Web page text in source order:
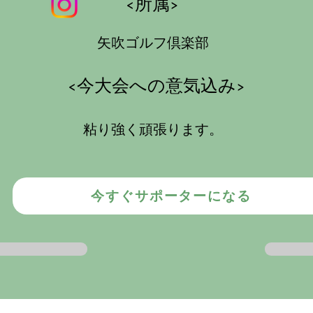
<所属>
矢吹ゴルフ倶楽部
​<今大会への意気込み>
粘り強く頑張ります。
今すぐサポーターになる